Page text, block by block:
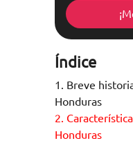
Índice
1. Breve
Honduras
2.
Honduras